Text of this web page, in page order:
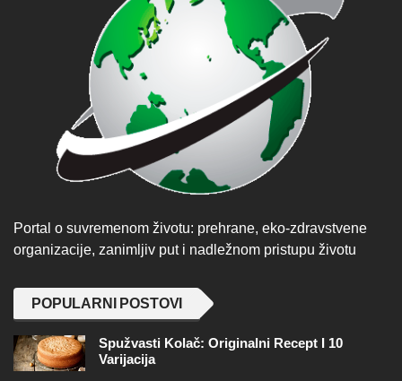
Portal o suvremenom životu: prehrane, eko-zdravstvene
organizacije, zanimljiv put i nadležnom pristupu životu
POPULARNI POSTOVI
Spužvasti Kolač: Originalni Recept I 10
Varijacija